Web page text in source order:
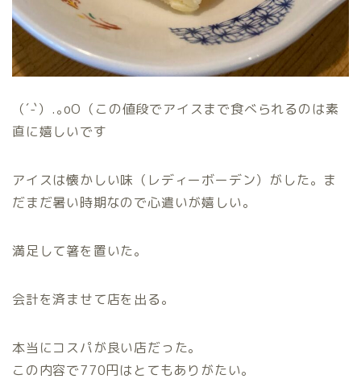
（´-`）.｡oO（この値段でアイスまで食べられるのは素
直に嬉しいです
アイスは懐かしい味（レディーボーデン）がした。ま
だまだ暑い時期なので心遣いが嬉しい。
満足して箸を置いた。
会計を済ませて店を出る。
本当にコスパが良い店だった。
この内容で770円はとてもありがたい。